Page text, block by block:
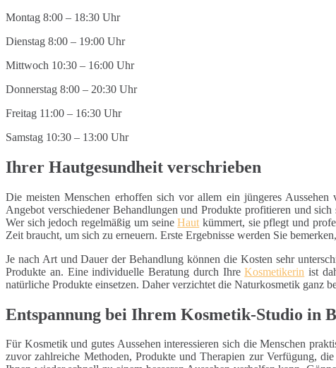
Montag 8:00 – 18:30 Uhr
Dienstag 8:00 – 19:00 Uhr
Mittwoch 10:30 – 16:00 Uhr
Donnerstag 8:00 – 20:30 Uhr
Freitag 11:00 – 16:30 Uhr
Samstag 10:30 – 13:00 Uhr
Ihrer Hautgesundheit verschrieben
Die meisten Menschen erhoffen sich vor allem ein jüngeres
Angebot verschiedener Behandlungen und Produkte profitieren und
Wer sich jedoch regelmäßig um seineHaut kümmert, sie pflegt und
Zeit braucht, um sich zu erneuern. Erste Ergebnisse werden Sie
Je nach Art und Dauer der Behandlung können die Kosten sehr
Produkte an. Eine individuelle Beratung durch IhreKosmetikerin ist
natürliche Produkte einsetzen. Daher verzichtet die Naturkosmetik ganz
Entspannung bei Ihrem Kosmetik-Studio in
Für Kosmetik und gutes Aussehen interessieren sich die Menschen
zuvor zahlreiche Methoden, Produkte und Therapien zur Verfügung,